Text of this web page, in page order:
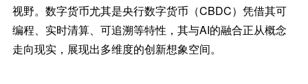
视野。数字货币尤其是央行数字货币（CBDC）凭借其可
编程、实时清算、可追溯等特性，其与AI的融合正从概念
走向现实，展现出多维度的创新想象空间。